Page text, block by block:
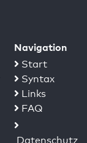
Navigation
Start
Syntax
Links
FAQ
Datenschutz